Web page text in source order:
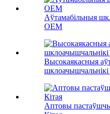
Аўтамабільныя
OEM
Высокаякасныя
шклоачышчальнікі
Аптовы